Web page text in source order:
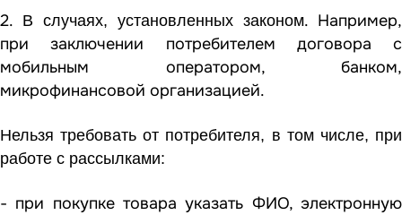
2. В случаях, установленных законом. Например,
при заключении потребителем договора с
мобильным оператором, банком,
микрофинансовой организацией.
Нельзя требовать от потребителя, в том числе, при
работе с рассылками:
- при покупке товара указать ФИО, электронную